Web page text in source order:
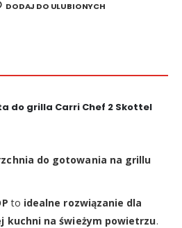
DODAJ DO ULUBIONYCH
do grilla Carri Chef 2 Skottel
do gotowania na grillu
to idealne rozwiązanie dla
kuchni na świeżym powietrzu.